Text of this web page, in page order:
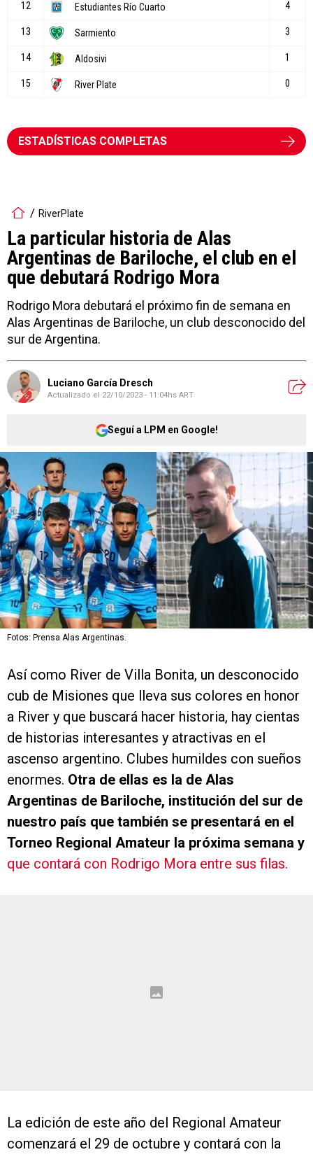
ESTADÍSTICAS COMPLETAS
RiverPlate
La particular historia de Alas
Argentinas de Bariloche, el club en el
que debutará Rodrigo Mora
Rodrigo Mora debutará el próximo fin de semana en
Alas Argentinas de Bariloche, un club desconocido del
sur de Argentina.
Luciano García Dresch
Actualizado el 22/10/2023 - 11:04hs ART
Seguí a LPM en Google!
Fotos: Prensa Alas Argentinas.
Así como River de Villa Bonita, un desconocido
cub de Misiones que lleva sus colores en honor
a River y que buscará hacer historia, hay cientas
de historias interesantes y atractivas en el
ascenso argentino. Clubes humildes con sueños
enormes. Otra de ellas es la de Alas
Argentinas de Bariloche, institución del sur de
nuestro país que también se presentará en el
Torneo Regional Amateur la próxima semana y
que contará con Rodrigo Mora entre sus filas.
La edición de este año del Regional Amateur
comenzará el 29 de octubre y contará con la